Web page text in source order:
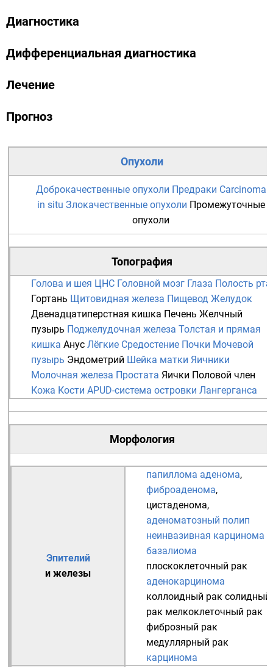
Диагностика
Дифференциальная диагностика
Лечение
Прогноз
Опухоли
Доброкачественные опухоли Предраки Carcinoma
in situ Злокачественные опухоли Промежуточные
опухоли
Топография
Голова и шея ЦНС Головной мозг Глаза Полость рта
Гортань Щитовидная железа Пищевод Желудок
Двенадцатиперстная кишка Печень Желчный
пузырь Поджелудочная железа Толстая и прямая
кишка Анус Лёгкие Средостение Почки Мочевой
пузырь Эндометрий Шейка матки Яичники
Молочная железа Простата Яички Половой член
Кожа Кости APUD-система островки Лангерганса
Морфология
Эпителий
и железы
папиллома аденома,
фиброаденома,
цистаденома,
аденоматозный полип
неинвазивная карцинома
базалиома
плоскоклеточный рак
аденокарцинома
коллоидный рак солидный
рак мелкоклеточный рак
фиброзный рак
медуллярный рак
карцинома